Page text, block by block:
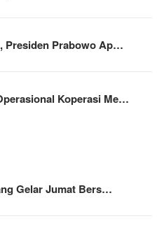
Presiden Prabowo Ap…
Koperasi Me…
Gelar Jumat Bers…